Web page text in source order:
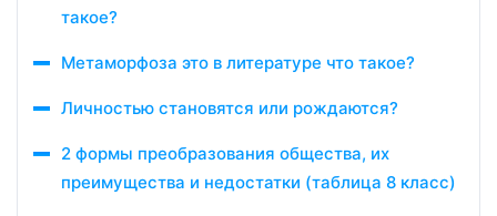
такое?
Метаморфоза это в литературе что такое?
Личностью становятся или рождаются?
2 формы преобразования общества, их
преимущества и недостатки (таблица 8 класс)